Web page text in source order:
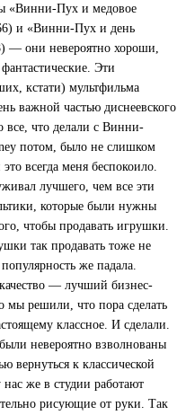
«Винни-Пух и медовое
и «Винни-Пух и день
— они невероятно хороши,
Эти
кстати) мультфильма
важной частью диснеевского
все, что делали с Винни-
потом, было не слишком
всегда меня беспокоило.
лучшего, чем все эти
которые были нужны
чтобы продавать игрушки.
так продавать тоже не
же падала.
— лучший бизнес-
мы решили, что пора сделать
классное. И сделали.
невероятно взволнованы
вернуться к классической
же в студии работают
рисующие от руки. Так